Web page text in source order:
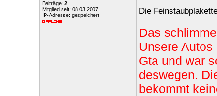
Beiträge: 2
Mitglied seit: 08.03.2007
IP-Adresse: gespeichert
Die
Das
Unsere
Gta und war
deswegen.
bekommt